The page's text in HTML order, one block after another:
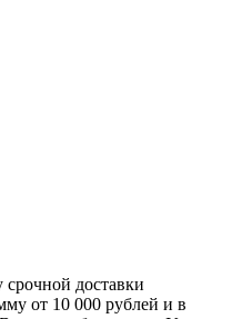
доставки
от 10 000 рублей и в